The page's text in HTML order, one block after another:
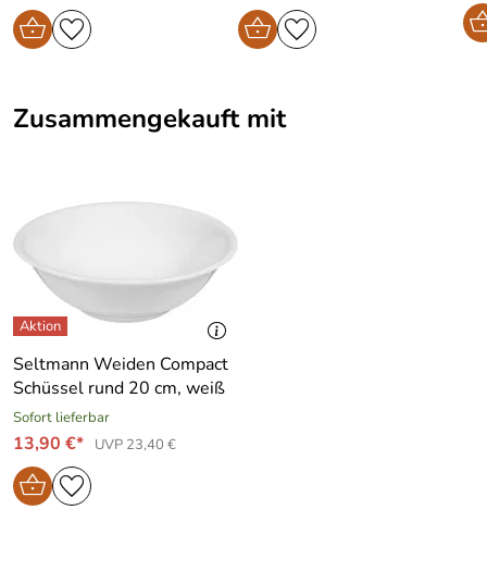
Zusammengekauft mit
Seltmann Weiden Compact
Schüssel rund 20 cm, weiß
Sofort lieferbar
13,90 €* UVP 23,40 €